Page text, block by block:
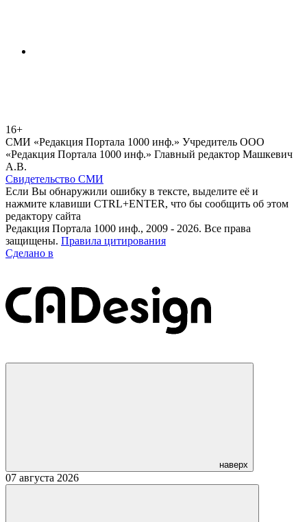
16+
СМИ «Редакция Портала 1000 инф.» Учредитель ООО
«Редакция Портала 1000 инф.» Главный редактор Машкевич
А.В.
Свидетельство СМИ
Если Вы обнаружили ошибку в тексте, выделите её и
нажмите клавиши CTRL+ENTER, что бы сообщить об этом
редактору сайта
Редакция Портала 1000 инф., 2009 - 2026. Все права
защищены. Правила цитирования
Сделано в
наверх
07 августа 2026